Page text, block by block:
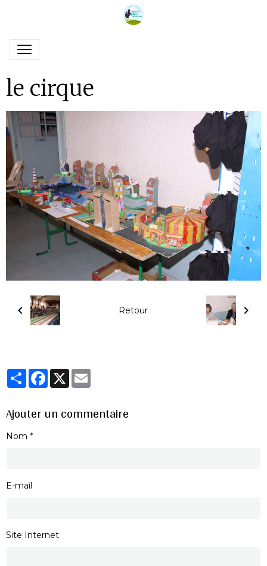
le cirque
Retour
PartagerFacebook
X
Ajouter un commentaire
Nom
E-mail
Site Internet